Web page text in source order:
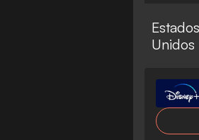
Estados
Unidos